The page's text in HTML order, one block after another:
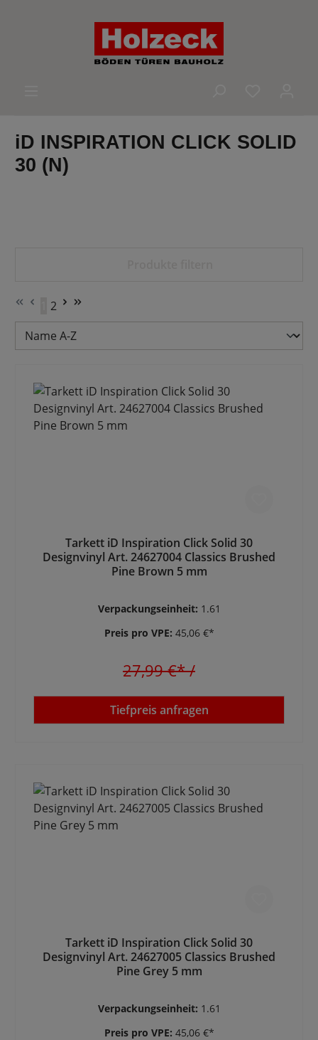
iD INSPIRATION CLICK SOLID
30 (N)
Seite
Seite
2
Tarkett iD Inspiration Click Solid 30
Designvinyl Art. 24627004 Classics Brushed
Pine Brown 5 mm
Verpackungseinheit: 1.61
Preis pro VPE: 45,06 €*
27,99 €*/
Tiefpreis anfragen
Tarkett iD Inspiration Click Solid 30
Designvinyl Art. 24627005 Classics Brushed
Pine Grey 5 mm
Verpackungseinheit: 1.61
Preis pro VPE: 45,06 €*